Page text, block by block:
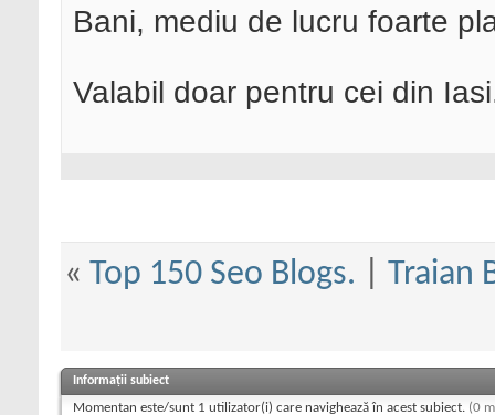
Bani, mediu de lucru foarte
Valabil doar pentru cei din
« Top 150 Seo Blogs. Traian
Informații subiect
Momentan este/sunt 1 utilizator(i) care navighează în acest subiect. (0